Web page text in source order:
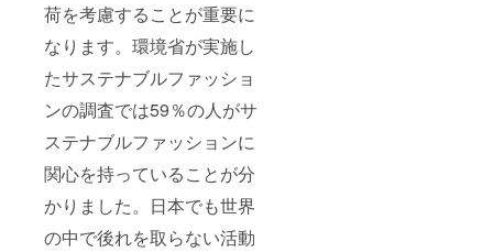
荷を考慮することが重要に
なります。環境省が実施し
たサステナブルファッショ
ンの調査では59％の人がサ
ステナブルファッションに
関心を持っていることが分
かりました。日本でも世界
の中で後れを取らない活動